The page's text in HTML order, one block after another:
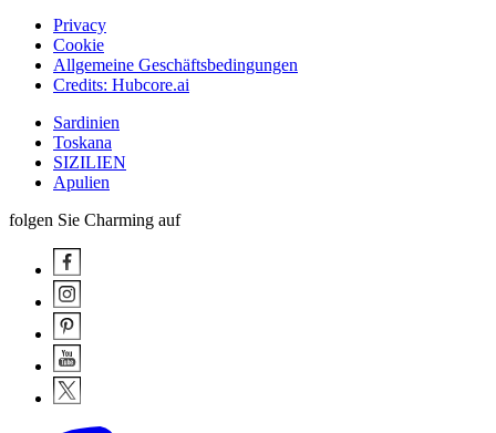
Privacy
Cookie
Allgemeine Geschäftsbedingungen
Credits: Hubcore.ai
Sardinien
Toskana
SIZILIEN
Apulien
folgen Sie Charming auf